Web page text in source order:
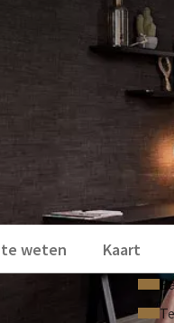
Airport met deze
en geniet van de
u ook nog eens €2,50
de Van der Valk 72-uurs
Airport
HOTEL
te weten Kaart